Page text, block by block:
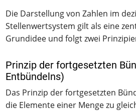
Die Darstellung von Zahlen im
Stellenwertsystem gilt als eine
Grundidee und folgt zwei
Prinzip der fortgesetzten
Entbündelns)
Das Prinzip der fortgesetzten
die Elemente einer Menge zu